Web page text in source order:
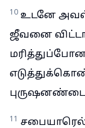
10 உடனே அவள்
ஜீவனை
11